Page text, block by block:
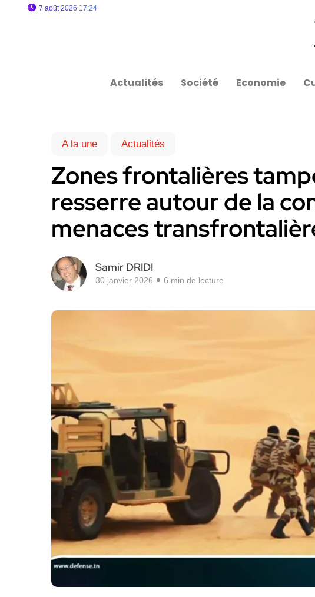
7 août 2026 17:24
Actualités Société Economie
A la une Actualités
Zones frontalières
resserre autour de la
menaces
Samir DRIDI
30 janvier 2026 6 min de lecture